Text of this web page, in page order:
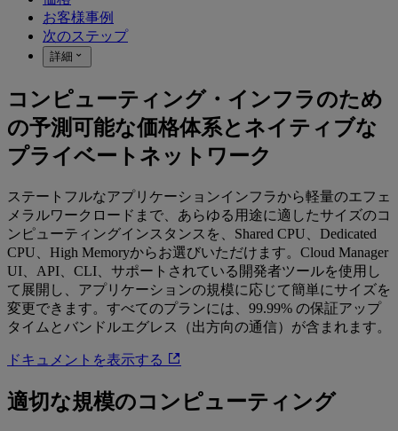
お客様事例
次のステップ
詳細
コンピューティング・インフラのため
の予測可能な価格体系とネイティブな
プライベートネットワーク
ステートフルなアプリケーションインフラから軽量のエフェ
メラルワークロードまで、あらゆる用途に適したサイズのコ
ンピューティングインスタンスを、Shared CPU、Dedicated
CPU、High Memoryからお選びいただけます。Cloud Manager
UI、API、CLI、サポートされている開発者ツールを使用し
て展開し、アプリケーションの規模に応じて簡単にサイズを
変更できます。すべてのプランには、99.99% の保証アップ
タイムとバンドルエグレス（出方向の通信）が含まれます。
ドキュメントを表示する
適切な規模のコンピューティング